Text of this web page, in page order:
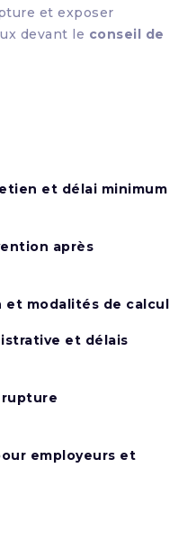
et exposer
devant le conseil de
et délai minimum
après
modalités de calcul
et délais
employeurs et